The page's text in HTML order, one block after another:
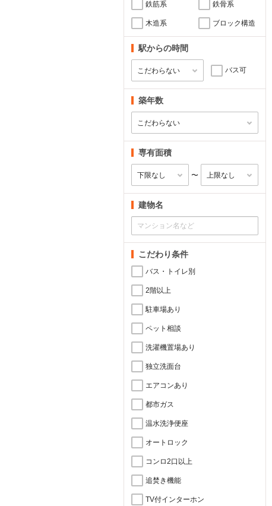
鉄筋系 鉄骨系
木造系 ブロック構造
駅からの時間
バス可
築年数
専有面積
〜
建物名
こだわり条件
バス・トイレ別
2階以上
駐車場あり
ペット相談
洗濯機置場あり
独立洗面台
エアコンあり
都市ガス
温水洗浄便座
オートロック
コンロ2口以上
追焚き機能
TV付インターホン